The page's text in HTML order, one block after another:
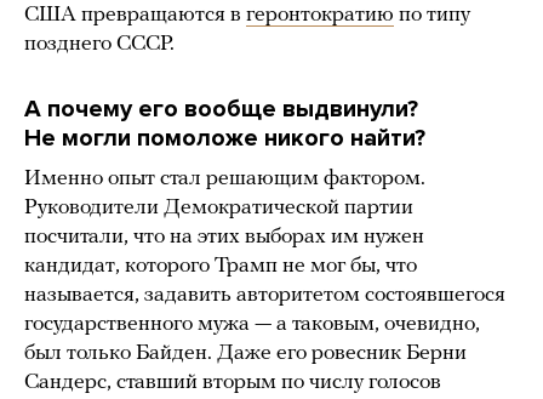
США превращаются в геронтократию по типу
позднего СССР.
А почему его вообще выдвинули?
Не могли помоложе никого найти?
Именно опыт стал решающим фактором.
Руководители Демократической партии
посчитали, что на этих выборах им нужен
кандидат, которого Трамп не мог бы, что
называется, задавить авторитетом состоявшегося
государственного мужа — а таковым, очевидно,
был только Байден. Даже его ровесник Берни
Сандерс, ставший вторым по числу голосов